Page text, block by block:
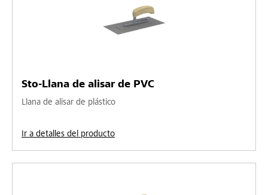
Sto-Llana de alisar de PVC
Llana de alisar de plástico
Ir a detalles del producto